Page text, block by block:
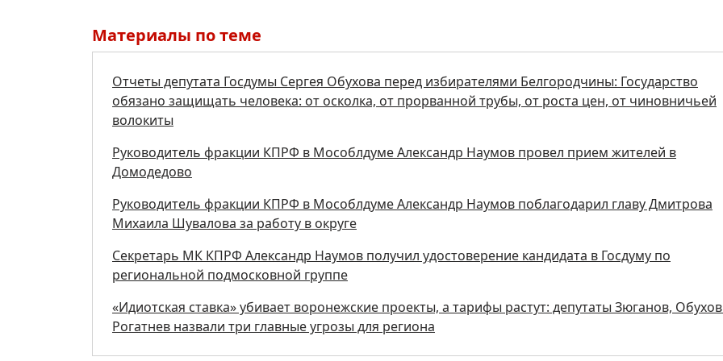
Материалы по теме
Отчеты депутата Госдумы Сергея Обухова перед избирателями Белгородчины: Государство
обязано защищать человека: от осколка, от прорванной трубы, от роста цен, от чиновничьей
волокиты
Руководитель фракции КПРФ в Мособлдуме Александр Наумов провел прием жителей в
Домодедово
Руководитель фракции КПРФ в Мособлдуме Александр Наумов поблагодарил главу Дмитрова
Михаила Шувалова за работу в округе
Секретарь МК КПРФ Александр Наумов получил удостоверение кандидата в Госдуму по
региональной подмосковной группе
«Идиотская ставка» убивает воронежские проекты, а тарифы растут: депутаты Зюганов,
Рогатнев назвали три главные угрозы для региона